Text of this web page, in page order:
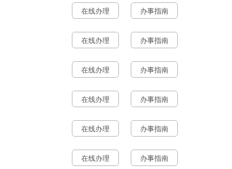
在线办理 办事指南
在线办理 办事指南
在线办理 办事指南
在线办理 办事指南
在线办理 办事指南
在线办理 办事指南